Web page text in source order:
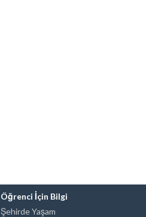
Öğrenci İçin Bilgi
Şehirde Yaşam